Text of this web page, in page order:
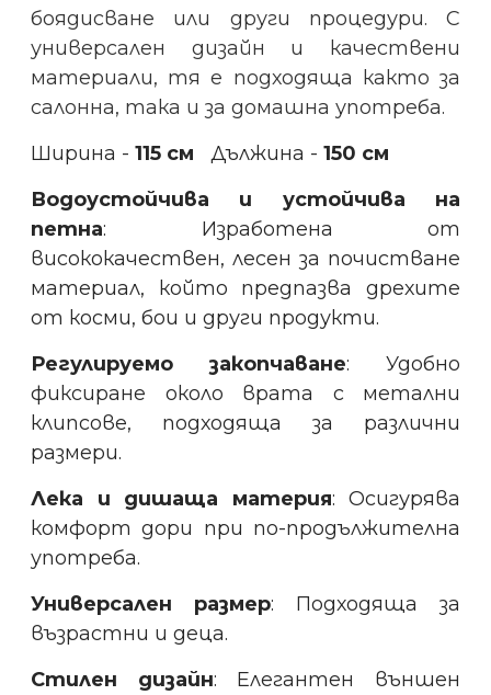
боядисване или други процедури. С
универсален дизайн и качествени
материали, тя е подходяща както за
салонна, така и за домашна употреба.
Ширина - 115 см Дължина - 150 см
Водоустойчива и устойчива на
петна: Изработена от
висококачествен, лесен за почистване
материал, който предпазва дрехите
от косми, бои и други продукти.
Регулируемо закопчаване: Удобно
фиксиране около врата с метални
клипсове, подходяща за различни
размери.
Лека и дишаща материя: Осигурява
комфорт дори при по-продължителна
употреба.
Универсален размер: Подходяща за
възрастни и деца.
Стилен дизайн: Елегантен външен